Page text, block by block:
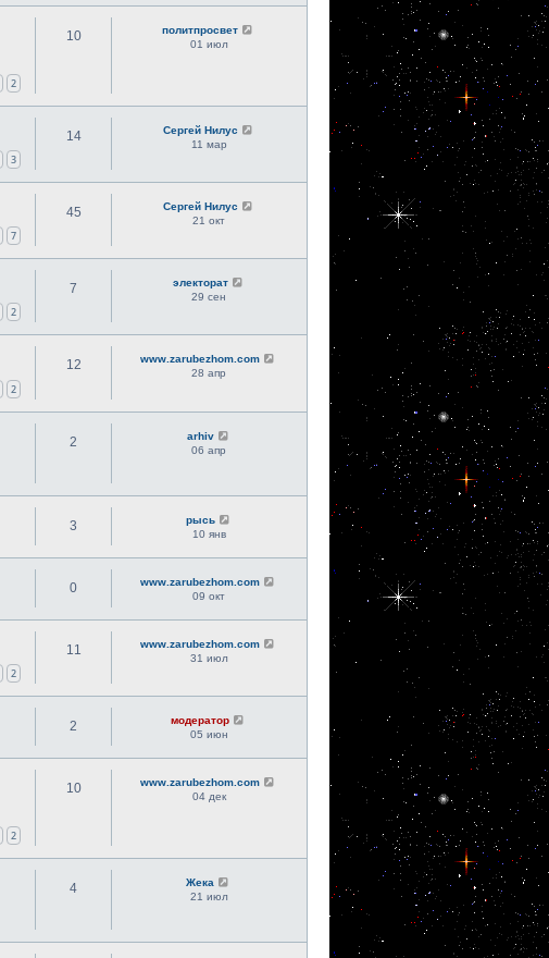
2
10
политпросвет
01 июл
3
14
Сергей Нилус
11 мар
7
45
Сергей Нилус
21 окт
2
7
электорат
29 сен
2
12
www.zarubezhom.com
28 апр
2
arhiv
06 апр
3
рысь
10 янв
0
www.zarubezhom.com
09 окт
2
11
www.zarubezhom.com
31 июл
2
модератор
05 июн
2
10
www.zarubezhom.com
04 дек
4
Жека
21 июл